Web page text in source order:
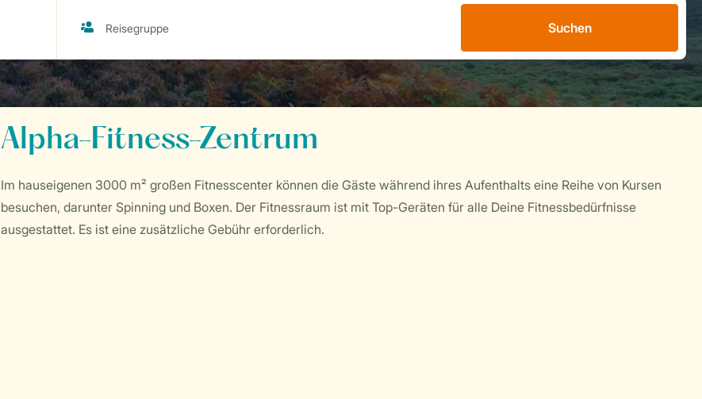
Suchen
Alpha-Fitness-Zentrum
Im hauseigenen 3000 m² großen Fitnesscenter können die Gäste während ihres Aufenthalts eine Reihe von Kursen
besuchen, darunter Spinning und Boxen. Der Fitnessraum ist mit Top-Geräten für alle Deine Fitnessbedürfnisse
ausgestattet. Es ist eine zusätzliche Gebühr erforderlich.